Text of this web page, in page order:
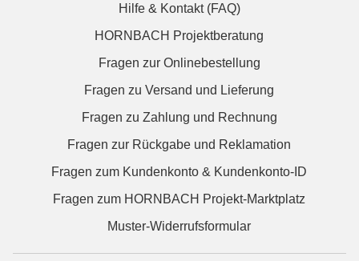
Hilfe & Kontakt (FAQ)
HORNBACH Projektberatung
Fragen zur Onlinebestellung
Fragen zu Versand und Lieferung
Fragen zu Zahlung und Rechnung
Fragen zur Rückgabe und Reklamation
Fragen zum Kundenkonto & Kundenkonto-ID
Fragen zum HORNBACH Projekt-Marktplatz
Muster-Widerrufsformular